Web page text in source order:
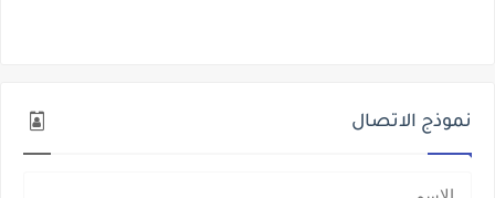
نموذج الاتصال